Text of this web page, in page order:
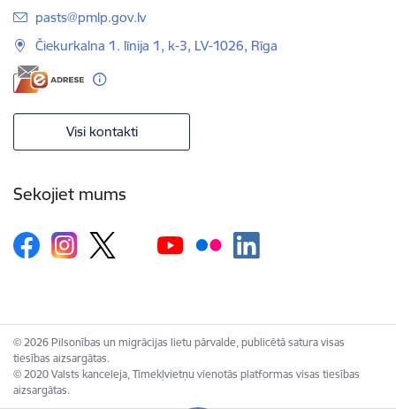
E-pasts:
pasts@pmlp.gov.lv
Čiekurkalna 1. līnija 1, k-3, LV-1026, Rīga
Visi kontakti
Sekojiet mums
© 2026 Pilsonības un migrācijas lietu pārvalde, publicētā satura visas
tiesības aizsargātas.
© 2020 Valsts kanceleja, Tīmekļvietņu vienotās platformas visas tiesības
aizsargātas.